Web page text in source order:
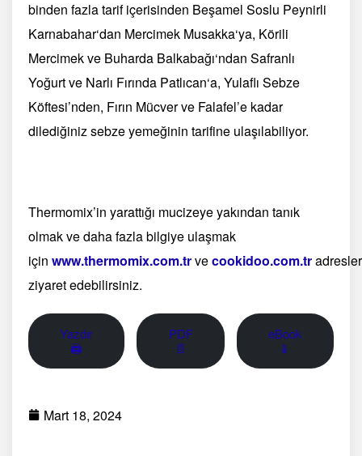
binden fazla tarif içerisinden Beşamel Soslu Peynirli
Karnabahar‘dan Mercimek Musakka‘ya, Körili
Mercimek ve Buharda Balkabağı‘ndan Safranlı
Yoğurt ve Narlı Fırında Patlıcan‘a, Yulaflı Sebze
Köftesi’nden, Fırın Mücver ve Falafel’e kadar
dilediğiniz sebze yemeğinin tarifine ulaşılabiliyor.
Thermomix’in yarattığı mucizeye yakından tanık
olmak ve daha fazla bilgiye ulaşmak
için www.thermomix.com.trvecookidoo.com.tr
ziyaret edebilirsiniz.
Yazdır
🖨
PDF
📄
eBook
📱
Mart 18, 2024